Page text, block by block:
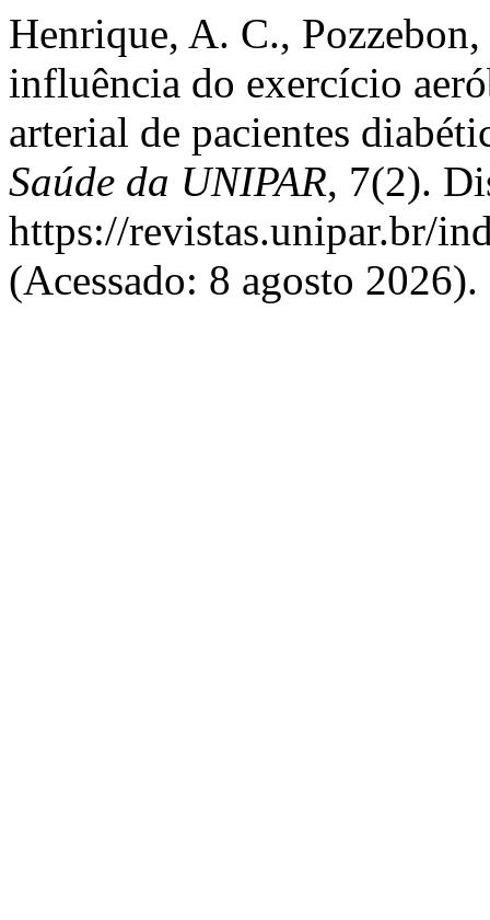
Henrique, A. C.,
influência do exercício
arterial de pacientes
Saúde da UNIPAR, 7(2).
https://revistas.unipar.br/
(Acessado: 8 agosto 2026).